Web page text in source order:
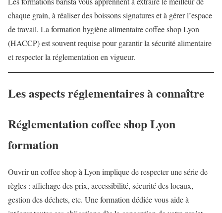
chaque grain, à réaliser des boissons signatures et à gérer l’espace
de travail. La formation hygiène alimentaire coffee shop Lyon
(HACCP) est souvent requise pour garantir la sécurité alimentaire
et respecter la réglementation en vigueur.
Les aspects réglementaires à connaître
Réglementation coffee shop Lyon
formation
Ouvrir un coffee shop à Lyon implique de respecter une série de
règles : affichage des prix, accessibilité, sécurité des locaux,
gestion des déchets, etc. Une formation dédiée vous aide à